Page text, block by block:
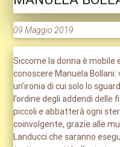
09 Maggio 2019
Siccome la donna è
conoscere Manuela
un’ironia di cui solo lo
l’ordine degli addendi delle
piccoli e abbatterà ogni
coinvolgente, grazie alle
Landucci che saranno